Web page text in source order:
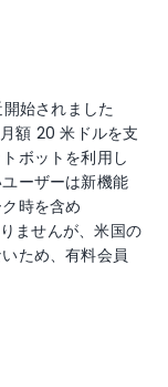
始されました
額 20 米ドルを支
ボットを利用し
ーザーは新機能
時を含め
ませんが、米国の
ため、有料会員